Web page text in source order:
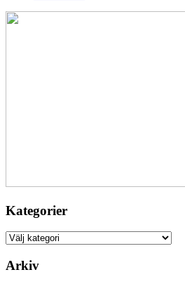
Kategorier
Kategorier
Arkiv